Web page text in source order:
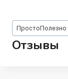
Метки
записи:
ПростоПолезно
Отзывы